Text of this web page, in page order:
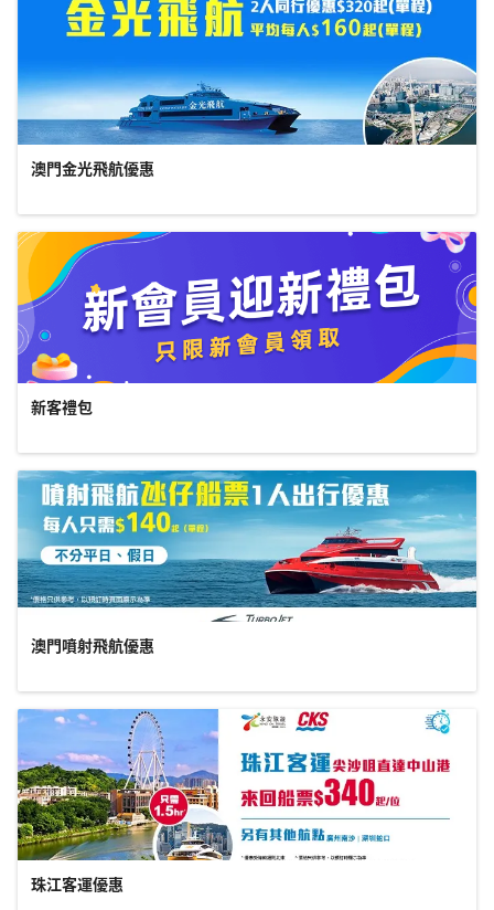
澳門金光飛航優惠
新客禮包
澳門噴射飛航優惠
珠江客運優惠